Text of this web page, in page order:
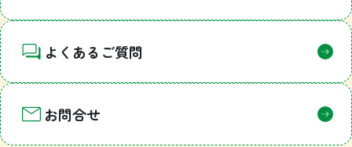
よくあるご質問
お問合せ